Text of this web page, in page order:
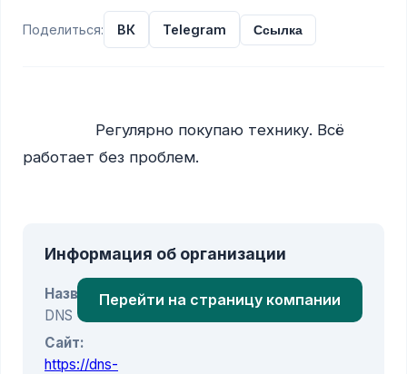
Поделиться: ВК Telegram Ссылка
работает без проблем.
Информация об организации
Название:
DNS
Сайт:
https://dns-
Перейти на страницу компании